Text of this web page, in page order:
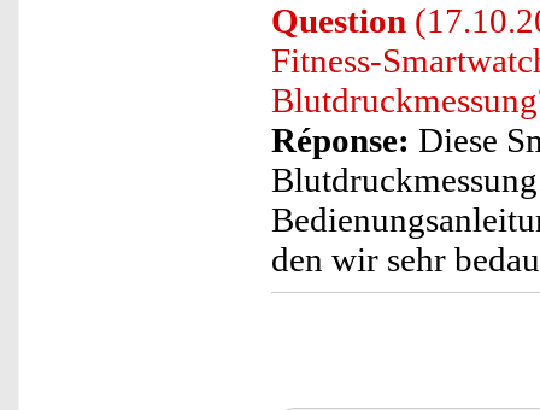
Question
Fitness-
Réponse: Diese
den wir sehr